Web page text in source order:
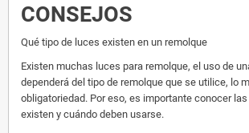
CONSEJOS
Qué tipo de luces existen en un remolque
Existen muchas luces para remolque, el uso de
dependerá del tipo de remolque que se utilice, lo
obligatoriedad. Por eso, es importante conocer
existen y cuándo deben usarse.